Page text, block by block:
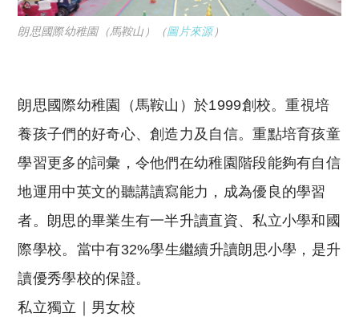
朗思國際幼稚園（馬鞍山）（圖片來源）
朗思國際幼稚園（馬鞍山）於1999創校。重視培
養孩子們的好奇心、創造力及自信。重點培育孩童
學習更多的詞彙，令他們在幼稚園階段能夠有自信
地運用中英文的聽講讀寫能力，成為優良的學習
者。朗思的畢業生有一半升讀直資、私立小學和 國
際學校。 當中有32%學生繼續升讀朗思小學，是升
讀優秀學校的保證。
私立獨立｜男女校